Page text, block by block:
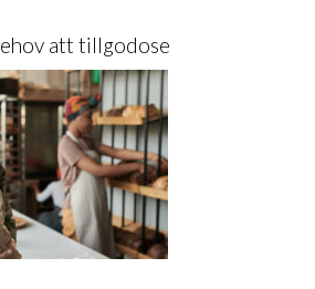
att tillgodose